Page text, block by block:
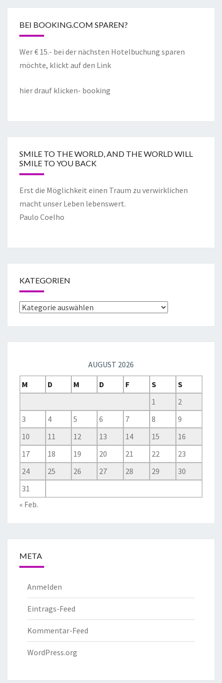
BEI BOOKING.COM SPAREN?
Wer € 15.- bei der nächsten Hotelbuchung sparen
möchte, klickt auf den Link
hier drauf klicken- booking
SMILE TO THE WORLD, AND THE WORLD WILL
SMILE TO YOU BACK
Erst die Möglichkeit einen Traum zu verwirklichen
macht unser Leben lebenswert.
Paulo Coelho
KATEGORIEN
AUGUST 2026
M
D M D F S
S
1
2
3
4 5 6 7 8
9
10
11 12 13 14 15
16
17
18 19 20 21 22
23
24
25 26 27 28 29
30
31
« Feb.
META
Anmelden
Eintrags-Feed
Kommentar-Feed
WordPress.org